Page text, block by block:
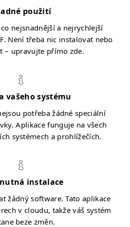
použití
nejsnadnější a nejrychlejší
Není třeba nic instalovat nebo
– upravujte přímo zde.
vašeho systému
potřeba žádné speciální
Aplikace funguje na všech
systémech a prohlížečích.
instalace
žádný software. Tato aplikace
v cloudu, takže váš systém
beze změn.